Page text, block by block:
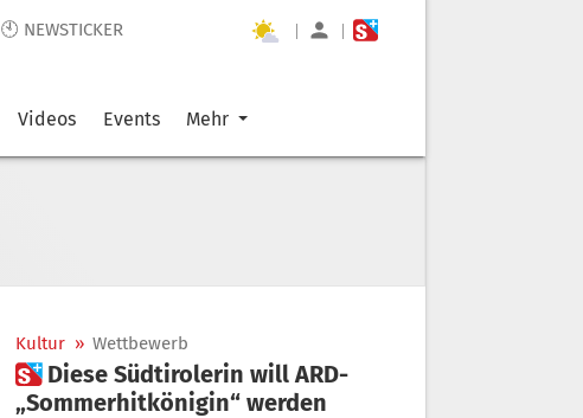
🕙 NEWSTICKER | |
Videos Events Mehr
Kultur » Wettbewerb
 Diese Südtirolerin will ARD-
„Sommerhitkönigin“ werden